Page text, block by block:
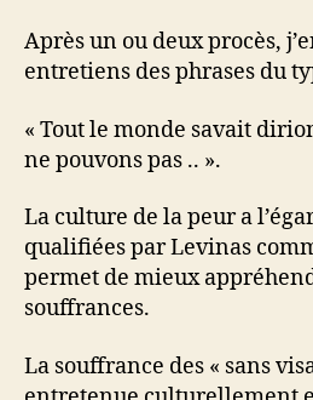
Après un ou deux procès,
entretiens des phrases du
« Tout le monde savait
ne pouvons pas .. ».
La culture de la peur a
qualifiées par Levinas
permet de mieux
souffrances.
La souffrance des « sans